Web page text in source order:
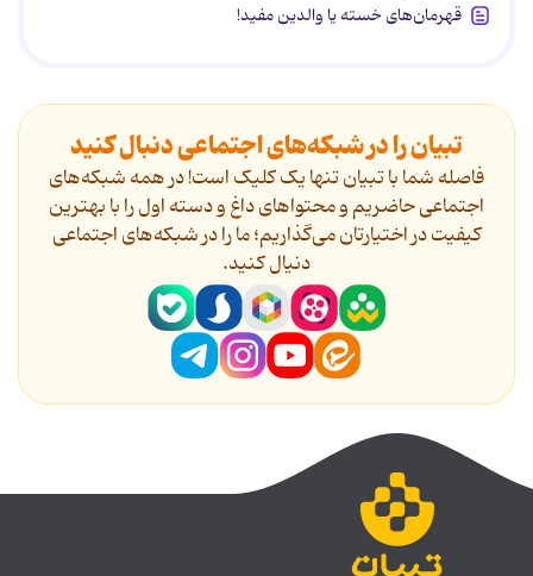
قهرمان‌های خسته یا والدین مفید!
تبیان را در شبکه‌های اجتماعی دنبال کنید
فاصله شما با تبیان تنها یک کلیک است! در همه شبکه‌های
اجتماعی حاضریم و محتواهای داغ و دسته اول را با بهترین
کیفیت در اختیارتان می‌گذاریم؛ ما را در شبکه‌های اجتماعی
دنیال کنید.